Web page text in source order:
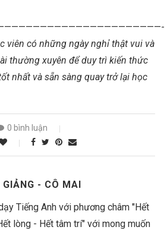
viên có những ngày nghỉ thật vui và
thường xuyên để duy trì kiến thức
nhất và sẵn sàng quay trở lại học
0 bình luận
- CÔ MAI
Tiếng Anh với phương châm "Hết
lòng - Hết tâm trí" với mong muốn